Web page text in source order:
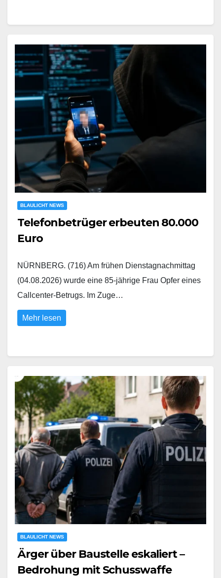
BLAULICHT NEWS
Telefonbetrüger erbeuten 80.000
Euro
NÜRNBERG. (716) Am frühen Dienstagnachmittag
(04.08.2026) wurde eine 85-jährige Frau Opfer eines
Callcenter-Betrugs. Im Zuge…
Mehr lesen
BLAULICHT NEWS
Ärger über Baustelle eskaliert –
Bedrohung mit Schusswaffe